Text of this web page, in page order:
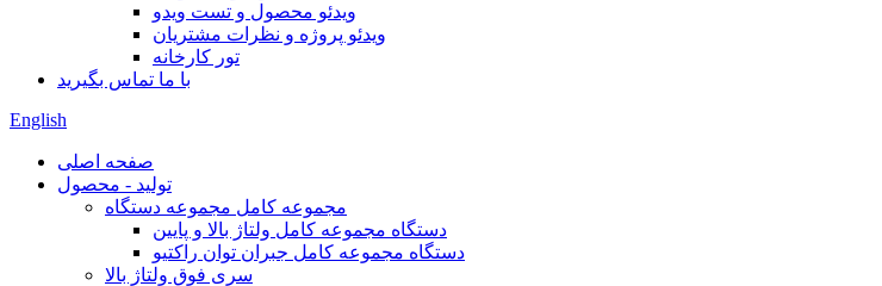
ویدئو محصول و تست ویدو
ویدئو پروژه و نظرات مشتریان
تور کارخانه
با ما تماس بگیرید
English
صفحه اصلی
تولید - محصول
مجموعه کامل مجموعه دستگاه
دستگاه مجموعه کامل ولتاژ بالا و پایین
دستگاه مجموعه کامل جبران توان راکتیو
سری فوق ولتاژ بالا